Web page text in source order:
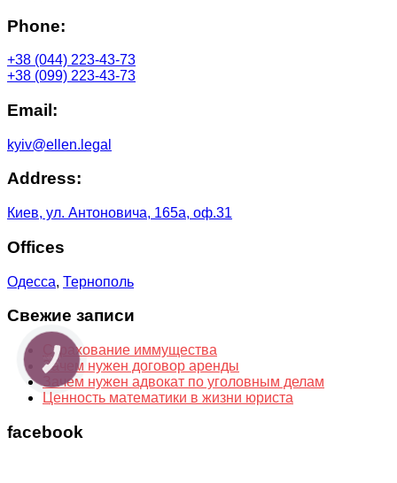
Phone:
+38 (044) 223-43-73
+38 (099) 223-43-73
Email:
kyiv@ellen.legal
Address:
Киев, ул. Антоновича, 165а, оф.31
Offices
Одесса, Тернополь
Свежие записи
Страхование иммущества
Зачем нужен договор аренды
Зачем нужен адвокат по уголовным делам
Ценность математики в жизни юриста
facebook
КНОПКА
ЗВ'ЯЗКУ